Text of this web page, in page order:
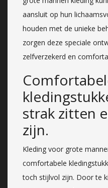
aansluit op hun
houden met de unieke
zorgen deze speciale
zelfverzekerd en
strak zitten
zijn.
Kleding voor grote
comfortabele
toch stijlvol zijn. Door te